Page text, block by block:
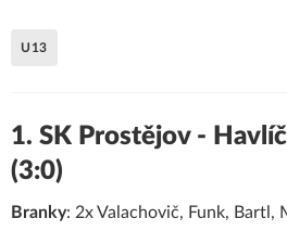
U13
1. SK Prostějov -
(3:0)
Branky: 2x Valachovič, Funk, Bartl,